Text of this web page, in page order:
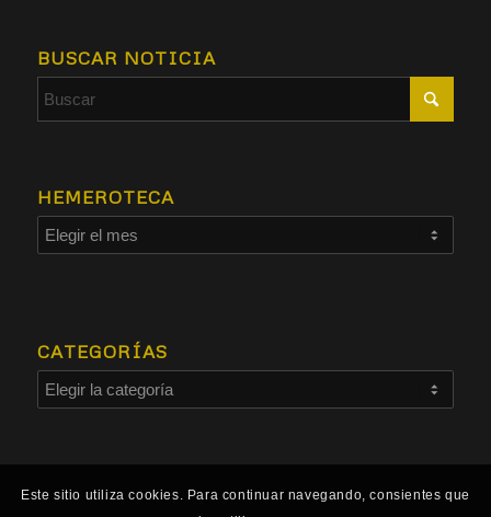
BUSCAR NOTICIA
HEMEROTECA
CATEGORÍAS
Este sitio utiliza cookies. Para continuar navegando, consientes que